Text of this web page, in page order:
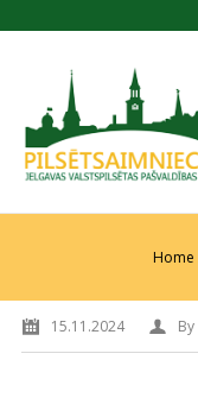
You are here:Home
15.11.2024 By